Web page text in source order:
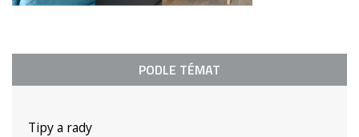
PODLE TÉMAT
Tipy a rady